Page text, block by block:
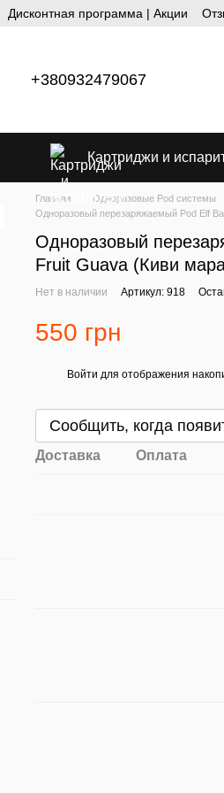
Дисконтная программа | Акции
+380932479067
Картриджи и
Главная
Одноразовые Pod системы
Одноразовый перезаряжаемый Pod Elf
Одноразовый
Fruit Guava (Киви
Нет в наличии Артикул: 918
550 грн
Войти для отображения
Сообщить, когда
Доставка Оплата